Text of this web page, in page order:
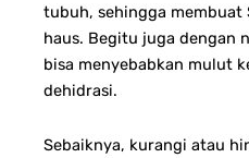
tubuh, sehingga membuat
haus. Begitu juga dengan
bisa menyebabkan mulut
dehidrasi.
Sebaiknya, kurangi atau